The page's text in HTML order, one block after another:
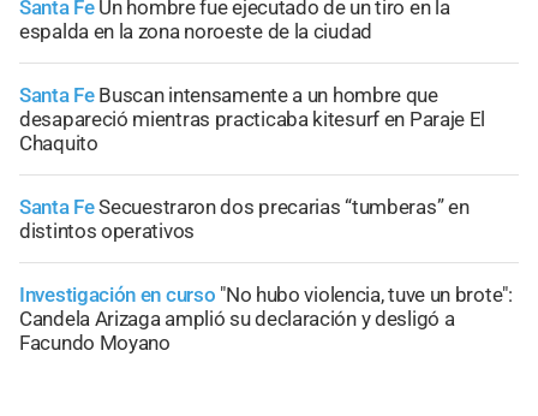
Santa Fe Un hombre fue ejecutado de un tiro en la
espalda en la zona noroeste de la ciudad
Santa Fe Buscan intensamente a un hombre que
desapareció mientras practicaba kitesurf en Paraje El
Chaquito
Santa FeSecuestraron dos precarias “tumberas” en
distintos operativos
Investigación en curso "No hubo violencia, tuve un brote":
Candela Arizaga amplió su declaración y desligó a
Facundo Moyano